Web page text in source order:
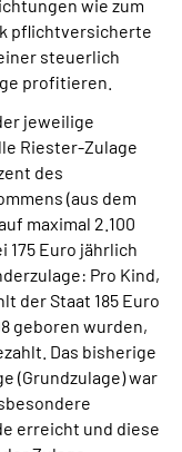
wie zum
pflichtversicherte
steuerlich
profitieren.
jeweilige
Riester-Zulage
des
(aus dem
maximal 2.100
175 Euro jährlich
Pro Kind,
der Staat 185 Euro
geboren wurden,
Das bisherige
(Grundzulage) war
erreicht und diese